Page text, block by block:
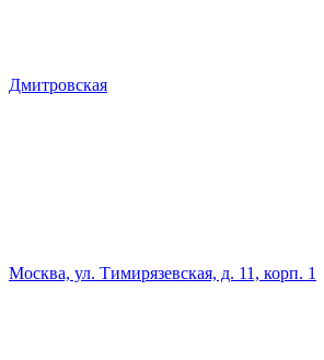
Дмитровская
Москва, ул. Тимирязевская, д. 11, корп. 1